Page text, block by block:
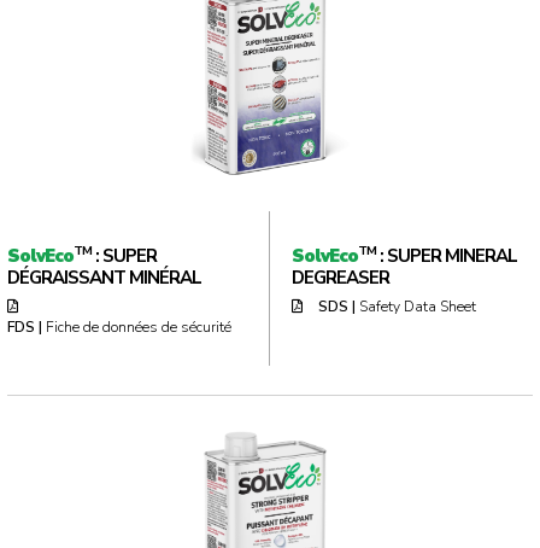
SolvEcoTM : SUPER
DÉGRAISSANT MINÉRAL
FDS | Fiche de données de sécurité
SolvEcoTM : SUPER MINERAL
DEGREASER
SDS | Safety Data Sheet